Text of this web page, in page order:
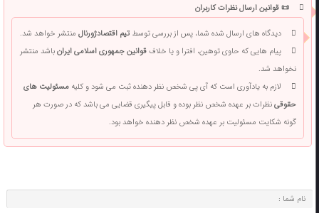
📜 قوانین ارسال نظرات کاربران
دیدگاه های ارسال شده شما، پس از بررسی توسطتیم اقتصادژورنالمنتشر خواهد شد.
پیام هایی که حاوی توهین، افترا و یا خلافقوانین جمهوری اسلامی ایرانباشد منتشر
نخواهد شد.
لازم به یادآوری است که آی پی شخص نظر دهنده ثبت می شود و کلیهمسئولیت های
حقوقینظرات بر عهده شخص نظر بوده و قابل پیگیری قضایی می باشد که در صورت هر
گونه شکایت مسئولیت بر عهده شخص نظر دهنده خواهد بود.